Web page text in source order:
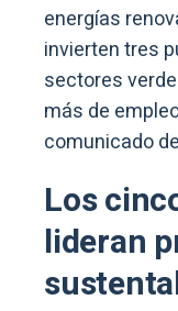
energías
invierten tres
sectores
más de
comunicado
Los
lideran